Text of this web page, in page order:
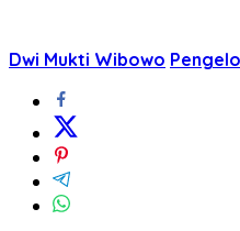
Dwi Mukti Wibowo